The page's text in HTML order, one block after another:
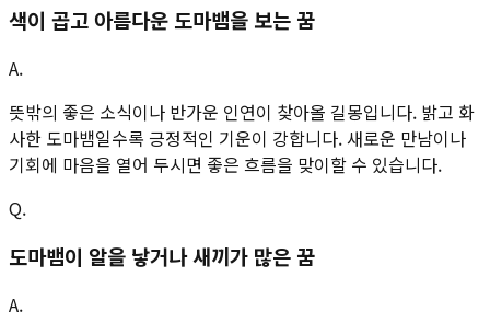
색이 곱고 아름다운 도마뱀을 보는 꿈
A.
뜻밖의 좋은 소식이나 반가운 인연이 찾아올 길몽입니다. 밝고 화
사한 도마뱀일수록 긍정적인 기운이 강합니다. 새로운 만남이나
기회에 마음을 열어 두시면 좋은 흐름을 맞이할 수 있습니다.
Q.
도마뱀이 알을 낳거나 새끼가 많은 꿈
A.